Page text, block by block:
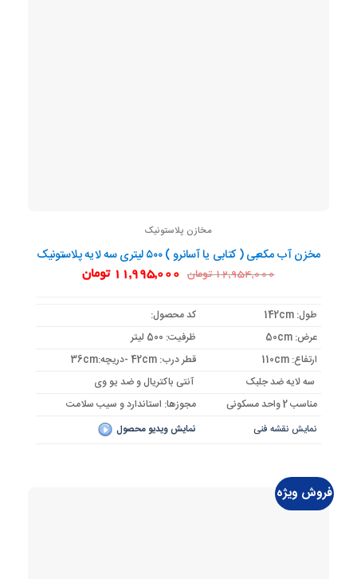
مخازن پلاستونیک
مخزن آب مکعبی ( کتابی یا آسانرو ) ۵۰۰ لیتری سه لایه پلاستونیک
12,954,000 تومان قیمت
اصلی:
بود.
11,995,000 تومانقیمت
فعلی:
طول: 142cm
کد محصول:
عرض: 50cm
ظرفیت: 500 لیتر
ارتفاع: 110cm
قطر درب: 42cm -دریچه:36cm
سه لایه ضد جلبک
آنتی باکتریال و ضد یو وی
مناسب 2 واحد مسکونی
مجوزها: استاندارد و سیب سلامت
نمایش نقشه فنی نمایش ویدیو محصول
فروش ویژه